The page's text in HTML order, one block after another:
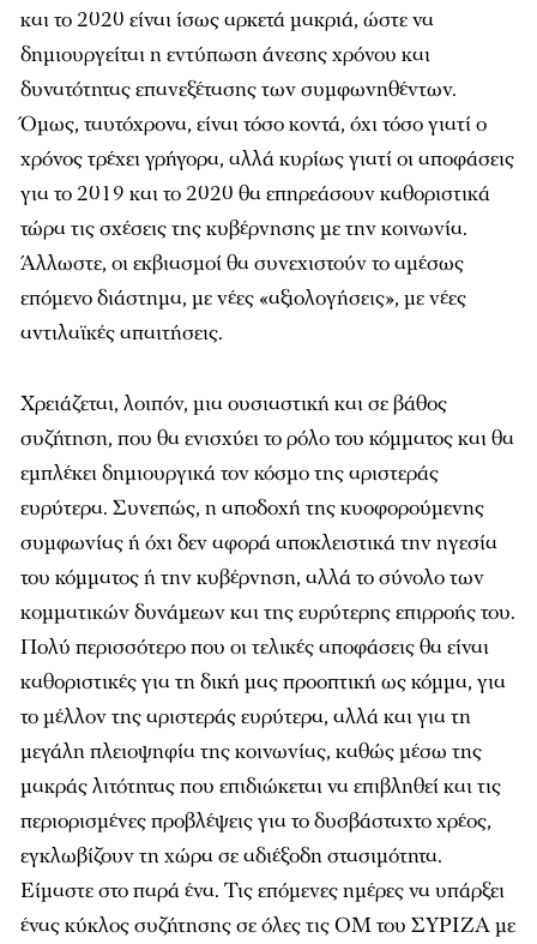
και το 2020 είναι ίσως αρκετά μακριά, ώστε να
δημιουργείται η εντύπωση άνεσης χρόνου και
δυνατότητας επανεξέτασης των συμφωνηθέντων.
Όμως, ταυτόχρονα, είναι τόσο κοντά, όχι τόσο γιατί ο
χρόνος τρέχει γρήγορα, αλλά κυρίως γιατί οι αποφάσεις
για το 2019 και το 2020 θα επηρεάσουν καθοριστικά
τώρα τις σχέσεις της κυβέρνησης με την κοινωνία.
Άλλωστε, οι εκβιασμοί θα συνεχιστούν το αμέσως
επόμενο διάστημα, με νέες «αξιολογήσεις», με νέες
αντιλαϊκές απαιτήσεις.
Χρειάζεται, λοιπόν, μια ουσιαστική και σε βάθος
συζήτηση, που θα ενισχύει το ρόλο του κόμματος και θα
εμπλέκει δημιουργικά τον κόσμο της αριστεράς
ευρύτερα. Συνεπώς, η αποδοχή της κυοφορούμενης
συμφωνίας ή όχι δεν αφορά αποκλειστικά την ηγεσία
του κόμματος ή την κυβέρνηση, αλλά το σύνολο των
κομματικών δυνάμεων και της ευρύτερης επιρροής του.
Πολύ περισσότερο που οι τελικές αποφάσεις θα είναι
καθοριστικές για τη δική μας προοπτική ως κόμμα, για
το μέλλον της αριστεράς ευρύτερα, αλλά και για τη
μεγάλη πλειοψηφία της κοινωνίας, καθώς μέσω της
μακράς λιτότητας που επιδιώκεται να επιβληθεί και τις
περιορισμένες προβλέψεις για το δυσβάσταχτο χρέος,
εγκλωβίζουν τη χώρα σε αδιέξοδη στασιμότητα.
Είμαστε στο παρά ένα. Τις επόμενες ημέρες να υπάρξει
ένας κύκλος συζήτησης σε όλες τις ΟΜ του ΣΥΡΙΖΑ με